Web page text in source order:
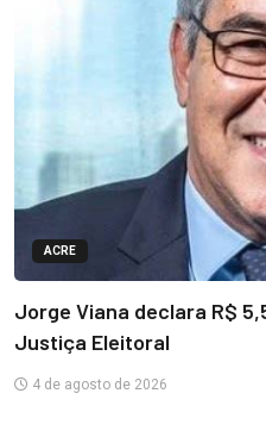
ACRE
Jorge Viana declara R$
Justiça Eleitoral
4 de agosto de 2026